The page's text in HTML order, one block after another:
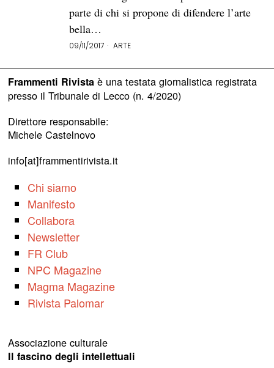
parte di chi si propone di difendere l’arte
bella…
09/11/2017 ARTE
Frammenti Rivistaè una testata giornalistica registrata
presso il Tribunale di Lecco (n. 4/2020)
Direttore responsabile:
Michele Castelnovo
info[at]frammentirivista.it
Chi siamo
Manifesto
Collabora
Newsletter
FR Club
NPC Magazine
Magma Magazine
Rivista Palomar
Associazione culturale
Il fascino degli intellettuali